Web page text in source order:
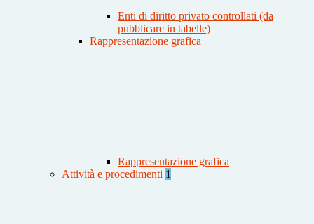
Enti di diritto privato controllati (da
pubblicare in tabelle)
Rappresentazione grafica
Rappresentazione grafica
Attività e procedimenti 1